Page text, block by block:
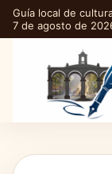
Guía local de
7 de agosto de